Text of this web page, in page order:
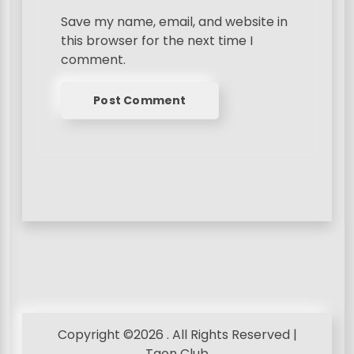
Save my name, email, and website in
this browser for the next time I
comment.
Copyright ©2026 . All Rights Reserved |